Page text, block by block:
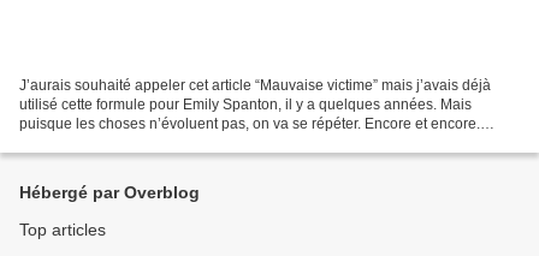
J’aurais souhaité appeler cet article “Mauvaise victime” mais j’avais déjà
utilisé cette formule pour Emily Spanton, il y a quelques années. Mais
puisque les choses n’évoluent pas, on va se répéter. Encore et encore.
Hébergé par Overblog
Top articles